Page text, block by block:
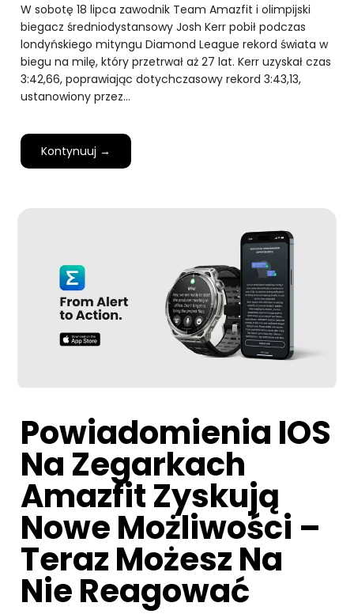
W sobotę 18 lipca zawodnik Team Amazfit i olimpijski
biegacz średniodystansowy Josh Kerr pobił podczas
londyńskiego mityngu Diamond League rekord świata w
biegu na milę, który przetrwał aż 27 lat. Kerr uzyskał czas
3:42,66, poprawiając dotychczasowy rekord 3:43,13,
ustanowiony przez…
Kontynuuj →
Powiadomienia IOS
Na Zegarkach
Amazfit Zyskują
Nowe Możliwości –
Teraz Możesz Na
Nie Reagować